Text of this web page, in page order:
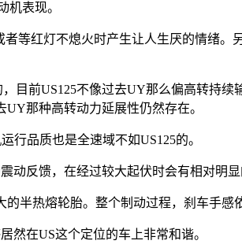
表现。
红灯不熄火时产生让人生厌的情绪。
前US125不像过去UY那么偏高转持续
那种高转动力延展性仍然存在。
品质也是全速域不如US125的。
反馈，在经过较大起伏时会有相对明显
热熔轮胎。整个制动过程，刹车手感
在US这个定位的车上非常和谐。